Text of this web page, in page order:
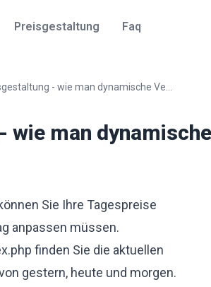
Preisgestaltung Faq
- wie man dynamische Ve...
wie man
Sie Ihre Tagespreise
anpassen müssen.
finden Sie die aktuellen
gestern, heute und morgen.